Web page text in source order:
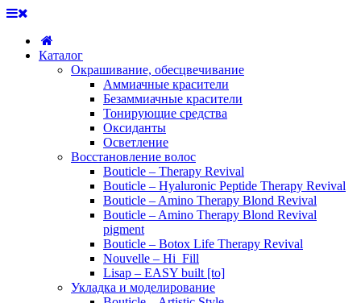
Каталог
Окрашивание, обесцвечивание
Аммиачные красители
Безаммиачные красители
Тонирующие средства
Оксиданты
Осветление
Восстановление волос
Bouticle – Therapy Revival
Bouticle – Hyaluronic Peptide Therapy Revival
Bouticle – Amino Therapy Blond Revival
Bouticle – Amino Therapy Blond Revival
pigment
Bouticle – Botox Life Therapy Revival
Nouvelle – Hi_Fill
Lisap – EASY built [to]
Укладка и моделирование